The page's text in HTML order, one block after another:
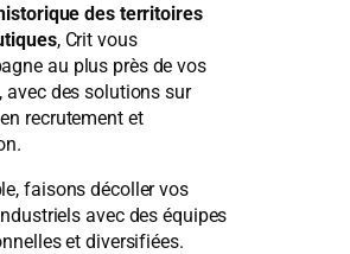
des territoires
, Crit vous
au plus près de vos
avec des solutions sur
recrutement et
faisons décoller vos
avec des équipes
et diversifiées.